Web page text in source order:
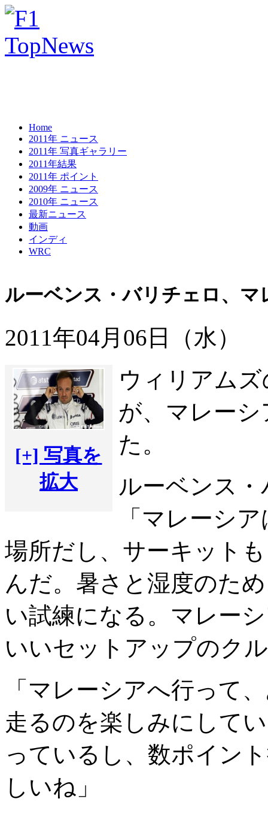
Home
2011年 ニュース
2011年 写真ギャラリー
2011年結果
2011年 ポイント
2009年 ニュース
2010年 ニュース
最新ニュース
動画
インディ
WRC
ルーベンス・バリチェロ、
2011年04月06日（水）
[+] 写真を
拡大
ウィリアム
が、マレー
た。
ルーベンス
「マレーシ
場所だし、サーキット
んだ。暑さと湿度のた
い試練になる。マレー
いいセットアップのク
「マレーシアへ行って
走るのを楽しみにして
っているし、数ポイン
しいね」